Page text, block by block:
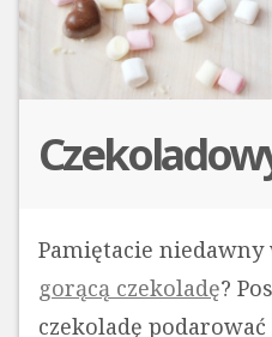
Pamiętacie
gorącą czekoladę?
czekoladę